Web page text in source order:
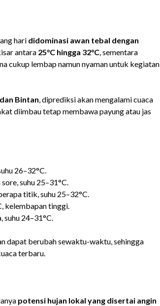
hari didominasi awan tebal dengan
antara 25°C hingga 32°C, sementara
cukup lembap namun nyaman untuk kegiatan
Bintan, diprediksi akan mengalami cuaca
diimbau tetap membawa payung atau jas
26–32°C.
suhu 25–31°C.
titik, suhu 25–32°C.
kelembapan tinggi.
suhu 24–31°C.
dapat berubah sewaktu-waktu, sehingga
terbaru.
potensi hujan lokal yang disertai angin